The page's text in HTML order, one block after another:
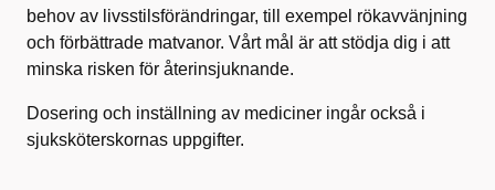
behov av livsstilsförändringar, till exempel rökavvänjning
och förbättrade matvanor. Vårt mål är att stödja dig i att
minska risken för återinsjuknande.
Dosering och inställning av mediciner ingår också i
sjuksköterskornas uppgifter.